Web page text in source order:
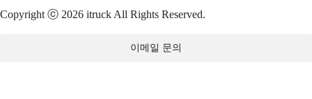
Copyright ⓒ 2026 itruck All Rights Reserved.
이메일 문의